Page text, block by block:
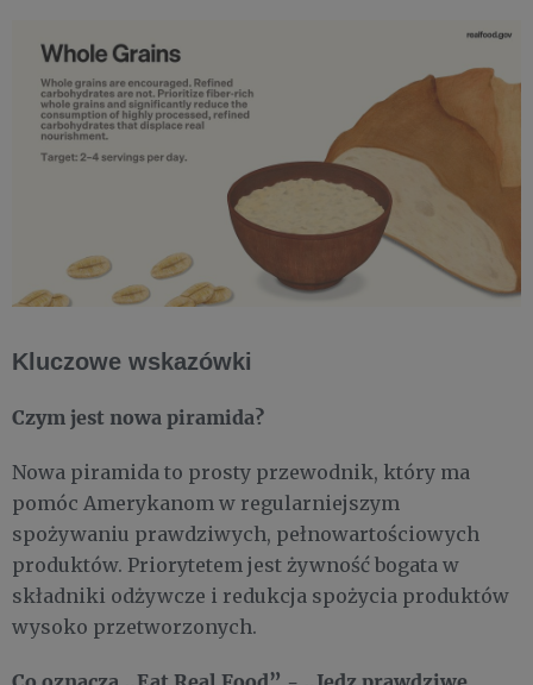
Kluczowe wskazówki
Czym jest nowa piramida?
Nowa piramida to prosty przewodnik, który ma
pomóc Amerykanom w regularniejszym
spożywaniu prawdziwych, pełnowartościowych
produktów. Priorytetem jest żywność bogata w
składniki odżywcze i redukcja spożycia produktów
wysoko przetworzonych.